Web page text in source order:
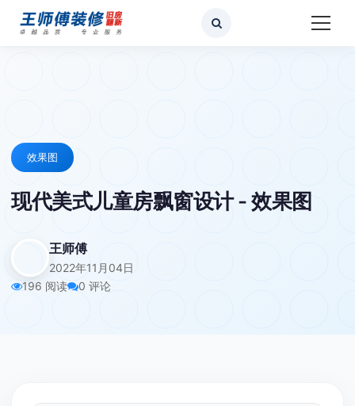
效果图
现代美式儿童房飘窗设计 - 效果图
王师傅
2022年11月04日
196 阅读
0 评论